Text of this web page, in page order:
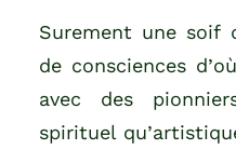
Surement une soif
de consciences
avec des
spirituel